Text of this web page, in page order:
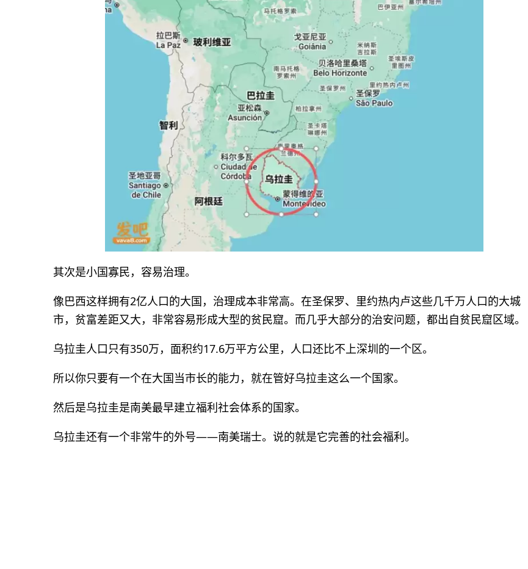
其次是小国寡民，容易治理。
像巴西这样拥有2亿人口的大国，治理成本非常高。在圣保罗、里约热内卢这些几千万人口的大城
市，贫富差距又大，非常容易形成大型的贫民窟。而几乎大部分的治安问题，都出自贫民窟区域。
乌拉圭人口只有350万，面积约17.6万平方公里，人口还比不上深圳的一个区。
所以你只要有一个在大国当市长的能力，就在管好乌拉圭这么一个国家。
然后是乌拉圭是南美最早建立福利社会体系的国家。
乌拉圭还有一个非常牛的外号——南美瑞士。说的就是它完善的社会福利。